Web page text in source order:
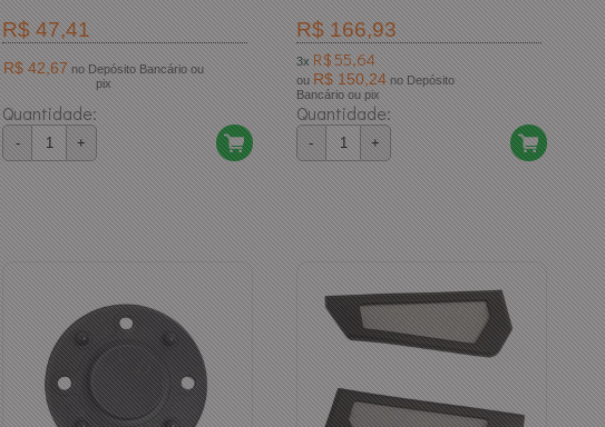
R$ 47,41
R$ 42,67 no Depósito Bancário ou
pix
Quantidade:
- +
R$ 166,93
3x R$ 55,64
ou R$ 150,24 no Depósito
Bancário ou pix
Quantidade:
- +